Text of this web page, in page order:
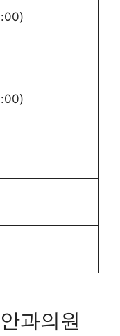
)
)
과의원